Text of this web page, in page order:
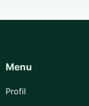
Menu
Profil